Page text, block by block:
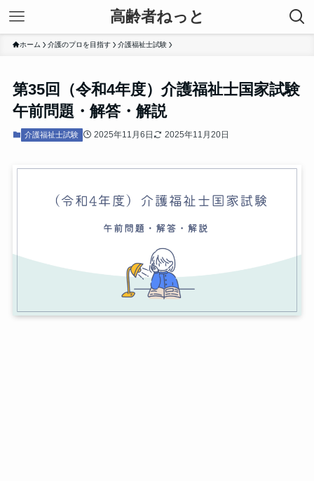
高齢者ねっと
ホーム 介護のプロを目指す 介護福祉士試験
第35回（令和4年度）介護福祉士国家試験
午前問題・解答・解説
介護福祉士試験 2025年11月6日 2025年11月20日